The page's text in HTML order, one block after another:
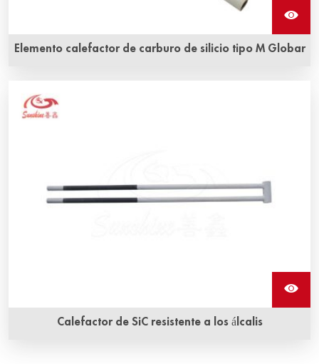
Elemento calefactor de carburo de silicio tipo M Globar
entrega rápida. ¡Consulta ahora sobre los elementos
calefactores de carburo de silicio Globar! Sunshine tiene
Calefactor de SiC resistente a los álcalis